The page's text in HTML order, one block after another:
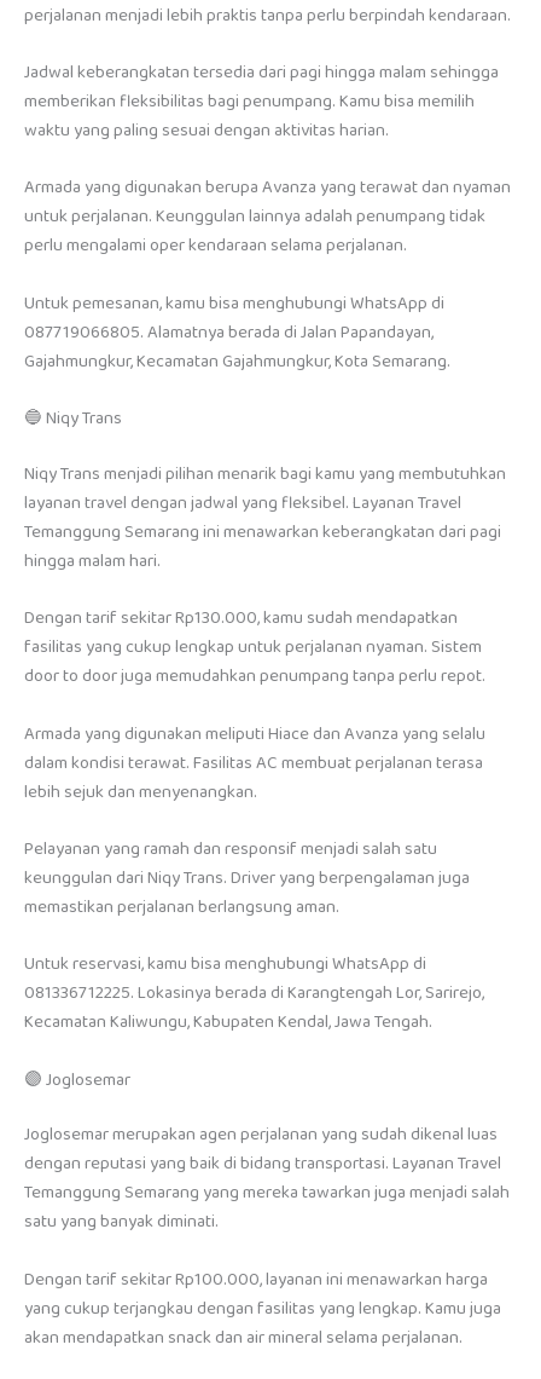
perjalanan menjadi lebih praktis tanpa perlu berpindah kendaraan.
Jadwal keberangkatan tersedia dari pagi hingga malam sehingga
memberikan fleksibilitas bagi penumpang. Kamu bisa memilih
waktu yang paling sesuai dengan aktivitas harian.
Armada yang digunakan berupa Avanza yang terawat dan nyaman
untuk perjalanan. Keunggulan lainnya adalah penumpang tidak
perlu mengalami oper kendaraan selama perjalanan.
Untuk pemesanan, kamu bisa menghubungi WhatsApp di
087719066805. Alamatnya berada di Jalan Papandayan,
Gajahmungkur, Kecamatan Gajahmungkur, Kota Semarang.
🔵 Niqy Trans
Niqy Trans menjadi pilihan menarik bagi kamu yang membutuhkan
layanan travel dengan jadwal yang fleksibel. Layanan Travel
Temanggung Semarang ini menawarkan keberangkatan dari pagi
hingga malam hari.
Dengan tarif sekitar Rp130.000, kamu sudah mendapatkan
fasilitas yang cukup lengkap untuk perjalanan nyaman. Sistem
door to door juga memudahkan penumpang tanpa perlu repot.
Armada yang digunakan meliputi Hiace dan Avanza yang selalu
dalam kondisi terawat. Fasilitas AC membuat perjalanan terasa
lebih sejuk dan menyenangkan.
Pelayanan yang ramah dan responsif menjadi salah satu
keunggulan dari Niqy Trans. Driver yang berpengalaman juga
memastikan perjalanan berlangsung aman.
Untuk reservasi, kamu bisa menghubungi WhatsApp di
081336712225. Lokasinya berada di Karangtengah Lor, Sarirejo,
Kecamatan Kaliwungu, Kabupaten Kendal, Jawa Tengah.
🟣 Joglosemar
Joglosemar merupakan agen perjalanan yang sudah dikenal luas
dengan reputasi yang baik di bidang transportasi. Layanan Travel
Temanggung Semarang yang mereka tawarkan juga menjadi salah
satu yang banyak diminati.
Dengan tarif sekitar Rp100.000, layanan ini menawarkan harga
yang cukup terjangkau dengan fasilitas yang lengkap. Kamu juga
akan mendapatkan snack dan air mineral selama perjalanan.